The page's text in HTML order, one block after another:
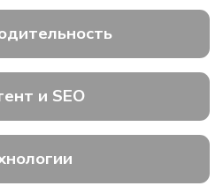
и SEO